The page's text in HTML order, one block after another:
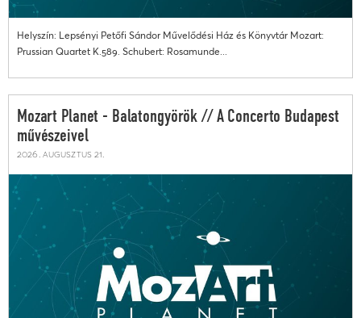
Helyszín: Lepsényi Petőfi Sándor Művelődési Ház és Könyvtár Mozart:
Prussian Quartet K.589. Schubert: Rosamunde...
Mozart Planet - Balatongyörök // A Concerto Budapest
művészeivel
2026. augusztus 21.